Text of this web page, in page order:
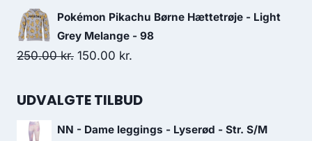
price
was:
79.95 kr..
price
is:
50.00 kr..
Pokémon Pikachu Børne Hættetrøje - Light
Grey Melange - 98
250.00kr. Original
was:
150.00 kr.
is:
UDVALGTE TILBUD
NN - Dame leggings - Lyserød - Str. S/M